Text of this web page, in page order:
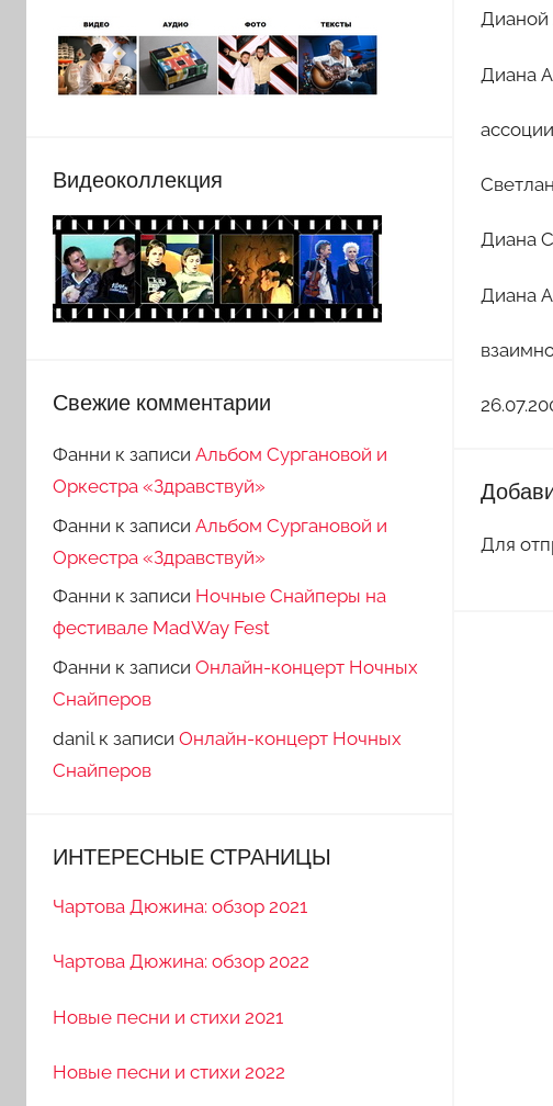
Дианой
Диана
Диана
Диана
Для
Видеоколлекция
Свежие комментарии
Фанни к записи Альбом Сургановой и
Оркестра «Здравствуй»
Фанни к записи Альбом Сургановой и
Оркестра «Здравствуй»
Фанни к записи Ночные Снайперы на
фестивале MadWay Fest
Фанни к записи Онлайн-концерт Ночных
Снайперов
danilк записи Онлайн-концерт Ночных
Снайперов
ИНТЕРЕСНЫЕ СТРАНИЦЫ
Чартова Дюжина: обзор 2021
Чартова Дюжина: обзор 2022
Новые песни и стихи 2021
Новые песни и стихи 2022